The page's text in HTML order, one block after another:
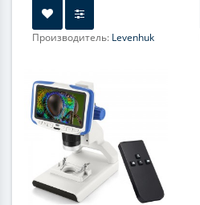
Производитель: Levenhuk
Фокусировка:
Точная